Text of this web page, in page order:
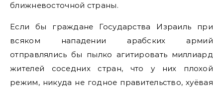
ближневосточной страны.
Если бы граждане Государства Израиль при
всяком нападении арабских армий
отправлялись бы пылко агитировать миллиард
жителей соседних стран, что у них плохой
режим, никуда не годное правительство, хуёвая